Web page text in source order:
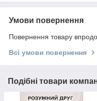
Умови повернення
Повернення товару
Всі умови повернення
Подібні товари